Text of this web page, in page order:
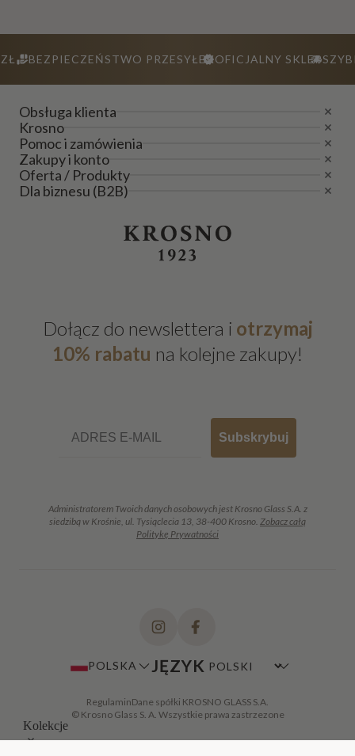
Kolekcje
BEZPIECZEŃSTWO PRZESYŁEKOFICJALNY SKLEP
Obsługa klienta
Krosno
Pomoc i zamówienia
Zakupy i konto
Oferta / Produkty
Dla biznesu (B2B)
Dołącz do newslettera i otrzymaj
10% rabatu na kolejne zakupy!
Subskrybuj
Administratorem Twoich danych osobowych jest Krosno Glass S.A. z
siedzibą w Krośnie, ul. Tysiąclecia 13, 38-400 Krosno. Zobacz całą
Politykę Prywatności
POLSKA JĘZYK
RegulaminDane spółki KROSNO GLASS S.A.
© Krosno Glass S. A. Wszystkie prawa zastrzezone